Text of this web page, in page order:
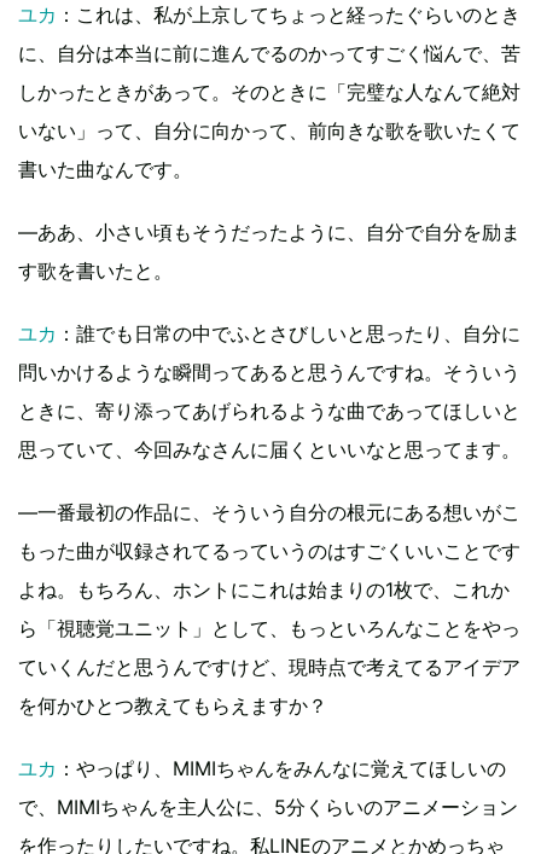
ユカ ：これは、私が上京してちょっと経ったぐらいのとき
に、自分は本当に前に進んでるのかってすごく悩んで、苦
しかったときがあって。そのときに「完璧な人なんて絶対
いない」って、自分に向かって、前向きな歌を歌いたくて
書いた曲なんです。
―ああ、小さい頃もそうだったように、自分で自分を励ま
す歌を書いたと。
ユカ ：誰でも日常の中でふとさびしいと思ったり、自分に
問いかけるような瞬間ってあると思うんですね。そういう
ときに、寄り添ってあげられるような曲であってほしいと
思っていて、今回みなさんに届くといいなと思ってます。
―一番最初の作品に、そういう自分の根元にある想いがこ
もった曲が収録されてるっていうのはすごくいいことです
よね。もちろん、ホントにこれは始まりの1枚で、これか
ら「視聴覚ユニット」として、もっといろんなことをやっ
ていくんだと思うんですけど、現時点で考えてるアイデア
を何かひとつ教えてもらえますか？
ユカ ：やっぱり、MIMIちゃんをみんなに覚えてほしいの
で、MIMIちゃんを主人公に、5分くらいのアニメーション
を作ったりしたいですね。私LINEのアニメとかめっちゃ